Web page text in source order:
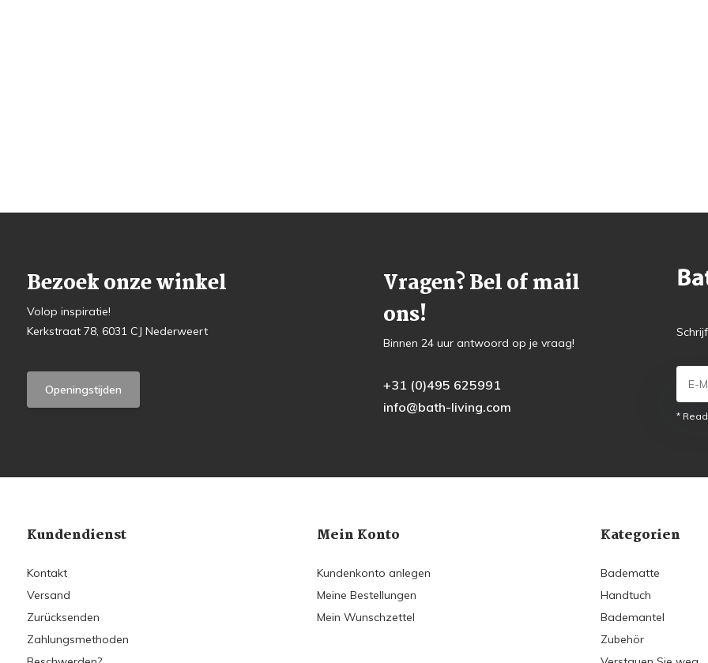
Bezoek onze winkel
Volop inspiratie!
Kerkstraat 78, 6031 CJ Nederweert
Openingstijden
Vragen? Bel of mail
ons!
Binnen 24 uur antwoord op je vraag!
+31 (0)495 625991
info@bath-living.com
*
Kundendienst
Kontakt
Versand
Zurücksenden
Zahlungsmethoden
Mein Konto
Kundenkonto anlegen
Meine Bestellungen
Mein Wunschzettel
Kategorien
Badematte
Handtuch
Bademantel
Zubehör